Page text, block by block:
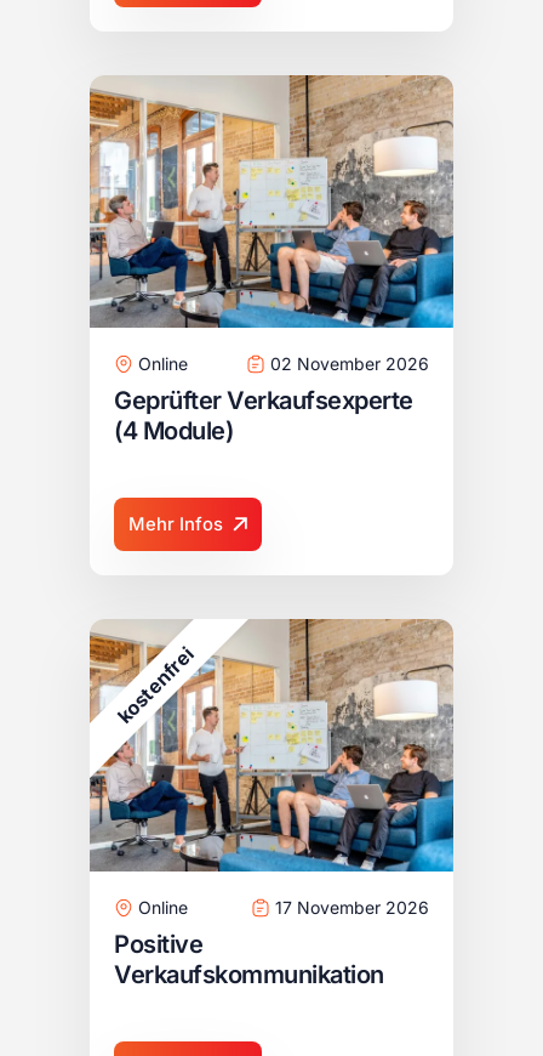
Online 02 November 2026
Geprüfter Verkaufsexperte
(4 Module)
Mehr Infos
k
o
s
t
e
n
f
r
e
i
Online 17 November 2026
Positive
Verkaufskommunikation